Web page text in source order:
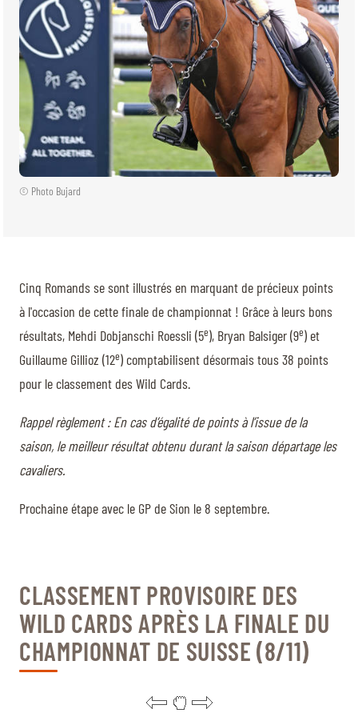
© Photo Bujard
Cinq Romands se sont illustrés en marquant de précieux points
à l'occasion de cette finale de championnat ! Grâce à leurs bons
résultats, Mehdi Dobjanschi Roessli (5e), Bryan Balsiger (9e) et
Guillaume Gillioz (12e) comptabilisent désormais tous 38 points
pour le classement des Wild Cards.
Rappel règlement : En cas d’égalité de points à l’issue de la
saison, le meilleur résultat obtenu durant la saison départage les
cavaliers.
Prochaine étape avec le GP de Sion le 8 septembre.
CLASSEMENT PROVISOIRE DES
WILD CARDS APRÈS LA FINALE DU
CHAMPIONNAT DE SUISSE (8/11)